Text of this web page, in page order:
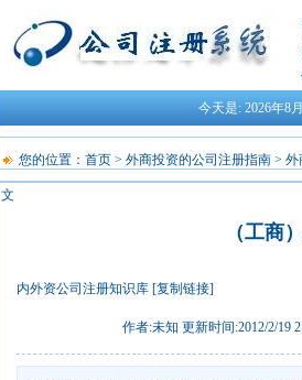
今天是: 2026年8
您的位置： 首页 > 外商投资的公司注册指南 > 外
文
（工商
内外资公司注册知识库 [复制链接]
作者:未知 更新时间:2012/2/19